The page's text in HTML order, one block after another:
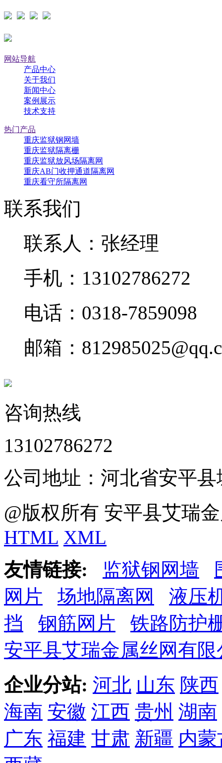
网站导航
产品中心
关于我们
新闻中心
案例展示
技术支持
热门产品
重庆监狱钢网墙
重庆监狱隔离栅
重庆监狱放风场隔离网
重庆AB门收押通道隔离网
重庆看守所隔离网
联系我们
联系人：张经理
手机：13102786272
电话：0318-7859098
邮箱：
咨询热线
13102786272
公司地址：河北省安平
@版权所有 安平县艾瑞
HTML XML
友情链接:
监狱钢网墙
网片
场地隔离网
液压
挡
钢筋网片
铁路防护
安平县艾瑞金属丝网有限
企业分站: 河北 山东 陕西
海南 安徽 江西 贵州 湖南
广东 福建 甘肃 新疆 内蒙